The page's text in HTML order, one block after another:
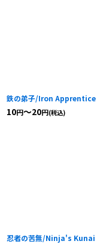
鉄の弟子/Iron Apprentice
10円～20円(税込)
忍者の苦無/Ninja's Kunai